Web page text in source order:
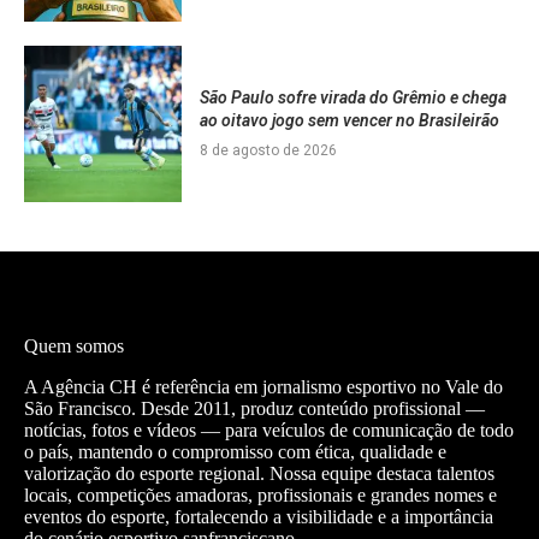
São Paulo sofre virada do Grêmio e chega
ao oitavo jogo sem vencer no Brasileirão
8 de agosto de 2026
Quem somos
A Agência CH é referência em jornalismo esportivo no Vale do
São Francisco. Desde 2011, produz conteúdo profissional —
notícias, fotos e vídeos — para veículos de comunicação de todo
o país, mantendo o compromisso com ética, qualidade e
valorização do esporte regional. Nossa equipe destaca talentos
locais, competições amadoras, profissionais e grandes nomes e
eventos do esporte, fortalecendo a visibilidade e a importância